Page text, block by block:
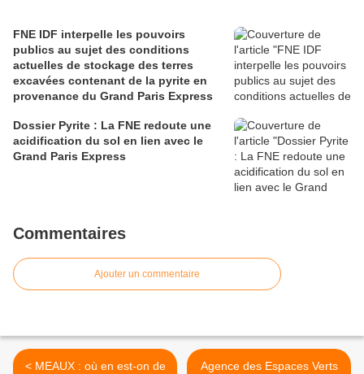
FNE IDF interpelle les pouvoirs
publics au sujet des conditions
actuelles de stockage des terres
excavées contenant de la pyrite en
provenance du Grand Paris Express
Dossier Pyrite : La FNE redoute une
acidification du sol en lien avec le
Grand Paris Express
Commentaires
Ajouter un commentaire
< MEAUX : où en est-on de
Agence des Espaces Verts